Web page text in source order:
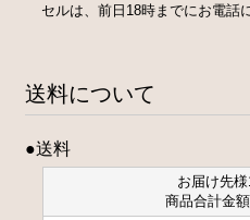
セルは、前日18時までにお電話
送料について
●送料
お届け先
商品合計金